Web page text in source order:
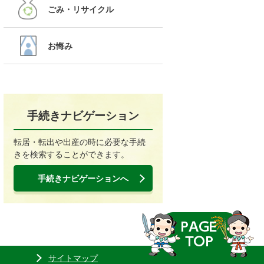
ごみ・リサイクル
お悔み
手続きナビゲーション
転居・転出や出産の時に必要な手続
きを検索することができます。
手続きナビゲーションへ
サイトマップ